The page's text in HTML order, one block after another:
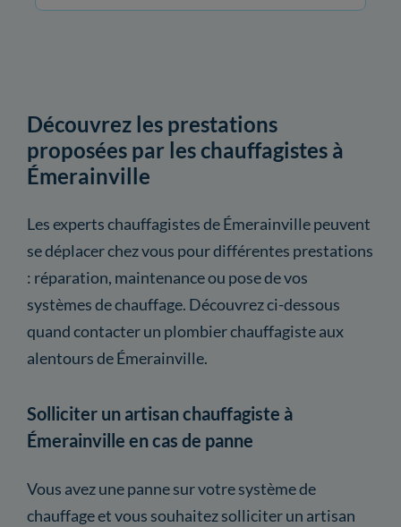
Découvrez les prestations
proposées par les chauffagistes à
Émerainville
Les experts chauffagistes de Émerainville peuvent
se déplacer chez vous pour différentes prestations
: réparation, maintenance ou pose de vos
systèmes de chauffage. Découvrez ci-dessous
quand contacter un plombier chauffagiste aux
alentours de Émerainville.
Solliciter un artisan chauffagiste à
Émerainville en cas de panne
Vous avez une panne sur votre système de
chauffage et vous souhaitez solliciter un artisan